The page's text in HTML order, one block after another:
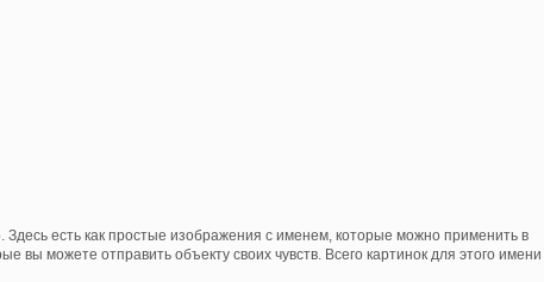
есть как простые изображения с именем, которые можно применить в
вы можете отправить объекту своих чувств. Всего картинок для этого имени